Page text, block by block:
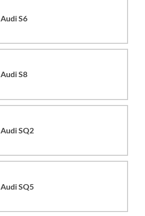
Audi S6
Audi S8
Audi SQ2
Audi SQ5